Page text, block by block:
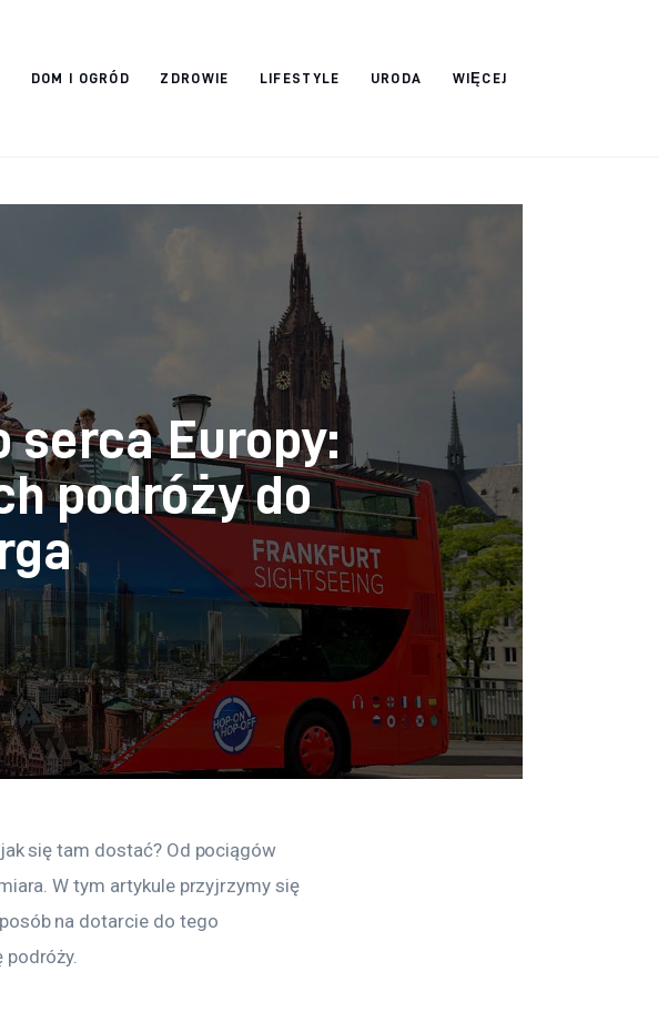
DOM I OGRÓD ZDROWIE LIFESTYLE URODA WIĘCEJ
serca Europy:
podróży do
się tam dostać? Od pociągów
W tym artykule przyjrzymy się
na dotarcie do tego